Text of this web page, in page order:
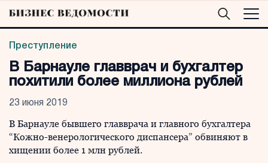
Преступление
В Барнауле главврач и бухгалтер
похитили более миллиона рублей
23 июня 2019
В Барнауле бывшего главврача и главного бухгалтера
“Кожно-венерологического диспансера” обвиняют в
хищении более 1 млн рублей.